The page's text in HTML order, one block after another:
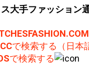
大手ファッション
で検索する（日本
で検索する